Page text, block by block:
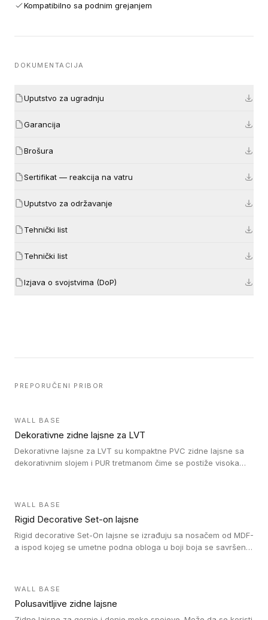
Kompatibilno sa podnim grejanjem
DOKUMENTACIJA
Uputstvo za ugradnju
Garancija
Brošura
Sertifikat — reakcija na vatru
Uputstvo za održavanje
Tehnički list
Tehnički list
Izjava o svojstvima (DoP)
PREPORUČENI PRIBOR
WALL BASE
Dekorativne zidne lajsne za LVT
Dekorativne lajsne za LVT su kompaktne PVC zidne lajsne sa
dekorativnim slojem i PUR tretmanom čime se postiže visoka
WALL BASE
Rigid Decorative Set-on lajsne
Rigid decorative Set-On lajsne se izrađuju sa nosačem od MDF-
a ispod kojeg se umetne podna obloga u boji boja se savršeno
WALL BASE
Polusavitljive zidne lajsne